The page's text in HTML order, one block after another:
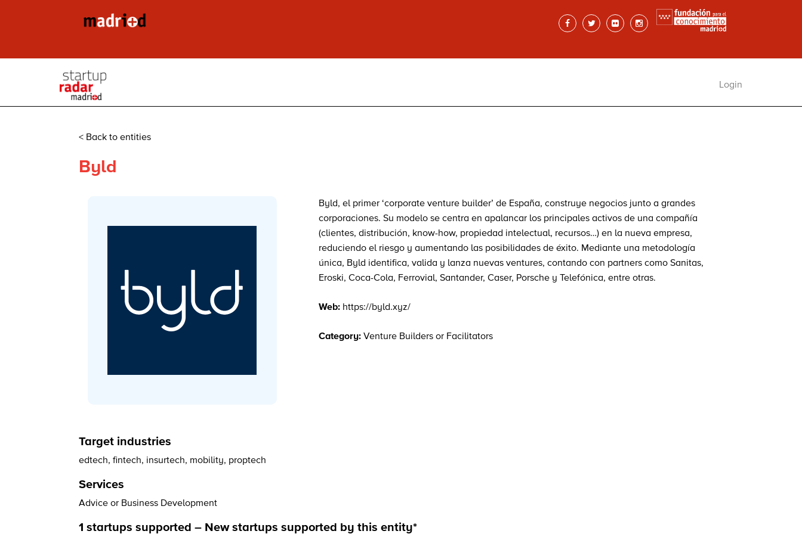
Login
< Back to entities
Byld
Byld, el primer ‘corporate venture builder’ de España, construye negocios junto a grandes
corporaciones. Su modelo se centra en apalancar los principales activos de una compañía
(clientes, distribución, know-how, propiedad intelectual, recursos…) en la nueva empresa,
reduciendo el riesgo y aumentando las posibilidades de éxito. Mediante una metodología
única, Byld identifica, valida y lanza nuevas ventures, contando con partners como Sanitas,
Eroski, Coca-Cola, Ferrovial, Santander, Caser, Porsche y Telefónica, entre otras.
Web: https://byld.xyz/
Category: Venture Builders or Facilitators
Target industries
edtech, fintech, insurtech, mobility, proptech
Services
Advice or Business Development
1 startups supported – New startups supported by this entity*